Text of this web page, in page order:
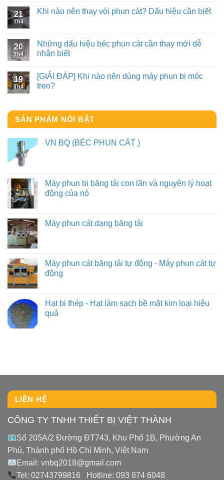
21
Th4
Khi nào nên thay vòi phun cát? Dấu hiệu cần biết
20
Th4
Những dấu hiệu béc phun cát cần thay mới dễ
nhận biết
19
Th4
[GIẢI ĐÁP] Khi nào nên dùng máy phun bi móc
treo?
SẢN PHẨM NỔI BẬT
VN BQ (BÉC PHUN CÁT )
Máy phun bi băng tải con lăn và nguyên lý hoạt
động của nó
Máy phun cát dạng băng tải
Máy phun cát băng tải tự động - Máy phun cát tự
động
Hạt bi thép - Hạt làm sạch bề mặt kim loại hiệu
quả
LIÊN HỆ
CÔNG TY TNHH THIẾT BỊ VIỆT THÀNH
Số 205A/2 Đường ĐT743, Khu Phố 1B, Phường An
Phú, Thành phố Hồ Chí Minh, Việt Nam
Email: vnbq2018@gmail.com
Tel: 02743799816 Hotline: 093 874 6048